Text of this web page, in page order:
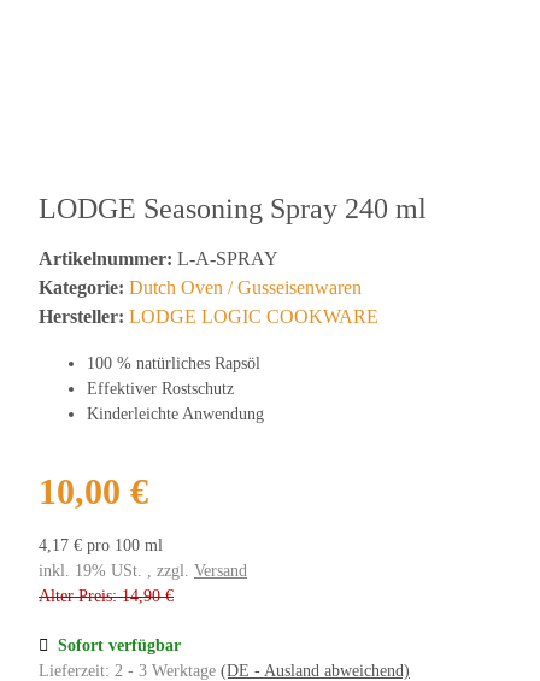
LODGE Seasoning Spray 240 ml
Artikelnummer: L-A-SPRAY
Kategorie: Dutch Oven / Gusseisenwaren
Hersteller: LODGE LOGIC COOKWARE
100 % natürliches Rapsöl
Effektiver Rostschutz
Kinderleichte Anwendung
10,00 €
4,17 € pro 100 ml
inkl. 19% USt. , zzgl. Versand
Alter Preis: 14,90 €
Sofort verfügbar
Lieferzeit: 2 - 3 Werktage (DE - Ausland abweichend)